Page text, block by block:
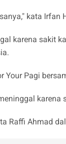
kata Irfan
karena sakit
Your Pagi
karena
Raffi Ahmad